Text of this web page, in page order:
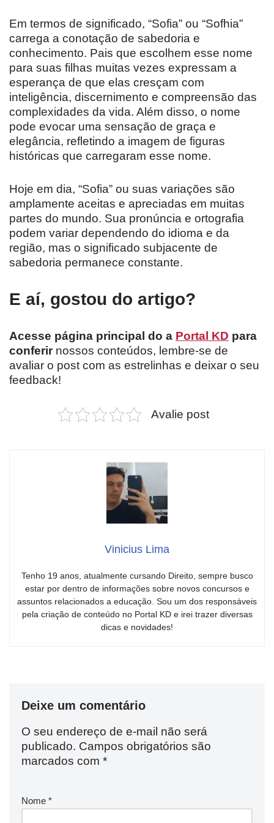
Em termos de significado, “Sofia” ou “Sofhia”
carrega a conotação de sabedoria e
conhecimento. Pais que escolhem esse nome
para suas filhas muitas vezes expressam a
esperança de que elas cresçam com
inteligência, discernimento e compreensão das
complexidades da vida. Além disso, o nome
pode evocar uma sensação de graça e
elegância, refletindo a imagem de figuras
históricas que carregaram esse nome.
Hoje em dia, “Sofia” ou suas variações são
amplamente aceitas e apreciadas em muitas
partes do mundo. Sua pronúncia e ortografia
podem variar dependendo do idioma e da
região, mas o significado subjacente de
sabedoria permanece constante.
E aí, gostou do artigo?
Acesse página principal do a Portal KD para
conferirnossos conteúdos, lembre-se de
avaliar o post com as estrelinhas e deixar o seu
feedback!
Avalie post
Vinicius Lima
Tenho 19 anos, atualmente cursando Direito, sempre busco
estar por dentro de informações sobre novos concursos e
assuntos relacionados a educação. Sou um dos responsáveis
pela criação de conteúdo no Portal KD e irei trazer diversas
dicas e novidades!
Deixe um comentário
O seu endereço de e-mail não será
publicado. Campos obrigatórios são
marcados com *
Nome *